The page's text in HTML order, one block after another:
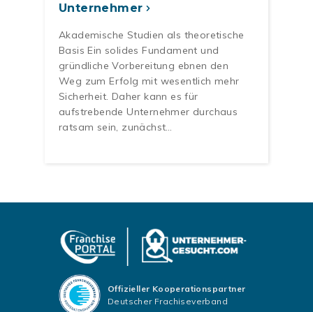
Unternehmer
Akademische Studien als theoretische
Basis Ein solides Fundament und
gründliche Vorbereitung ebnen den
Weg zum Erfolg mit wesentlich mehr
Sicherheit. Daher kann es für
aufstrebende Unternehmer durchaus
ratsam sein, zunächst…
Offizieller Kooperationspartner
Deutscher Frachiseverband